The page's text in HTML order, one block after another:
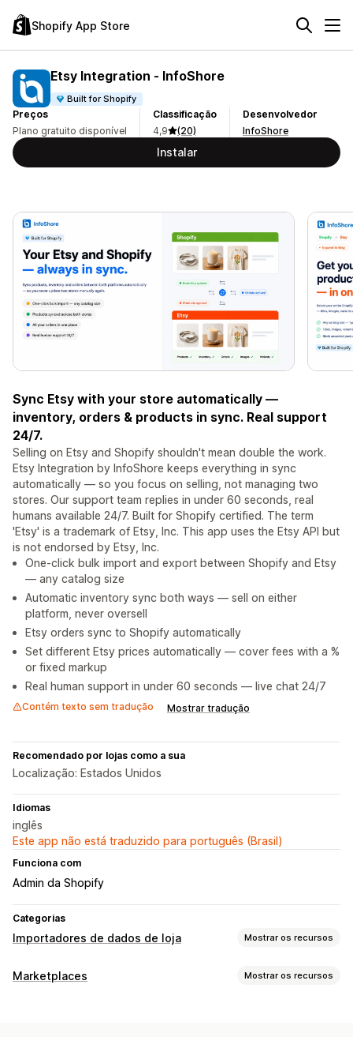
Shopify App Store
Etsy Integration ‑ InfoShore
Built for Shopify
Preços
Plano gratuito disponível
Classificação
4,9
(20)
Desenvolvedor
InfoShore
Instalar
Sync Etsy with your store automatically —
inventory, orders & products in sync. Real support
24/7.
Selling on Etsy and Shopify shouldn't mean double the work.
Etsy Integration by InfoShore keeps everything in sync
automatically — so you focus on selling, not managing two
stores. Our support team replies in under 60 seconds, real
humans available 24/7. Built for Shopify certified. The term
'Etsy' is a trademark of Etsy, Inc. This app uses the Etsy API but
is not endorsed by Etsy, Inc.
One-click bulk import and export between Shopify and Etsy
— any catalog size
Automatic inventory sync both ways — sell on either
platform, never oversell
Etsy orders sync to Shopify automatically
Set different Etsy prices automatically — cover fees with a %
or fixed markup
Real human support in under 60 seconds — live chat 24/7
Contém texto sem tradução Mostrar tradução
Recomendado por lojas como a sua
Localização: Estados Unidos
Idiomas
inglês
Este app não está traduzido para português (Brasil)
Funciona com
Admin da Shopify
Categorias
Importadores de dados de loja Mostrar os recursos
Sincronização de dados
Marketplaces Mostrar os recursos